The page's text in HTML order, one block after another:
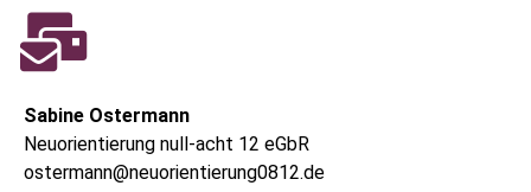
Sabine Ostermann
Neuorientierung null-acht 12 eGbR
ostermann@neuorientierung0812.de